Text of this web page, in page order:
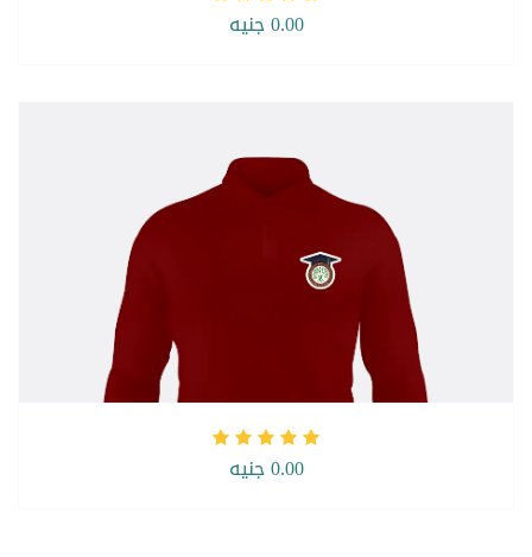
0.00 جنيه
0.00 جنيه